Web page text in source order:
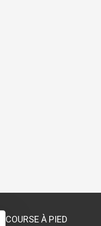
COURSE À PIED